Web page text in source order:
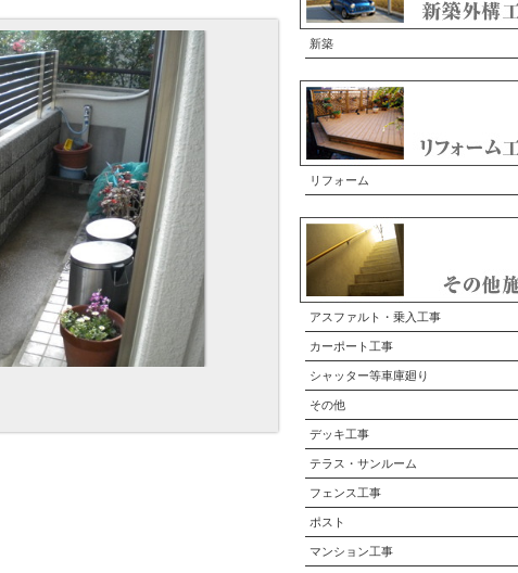
新築
リフォーム
アスファルト・乗入工事
カーポート工事
シャッター等車庫廻り
その他
デッキ工事
テラス・サンルーム
フェンス工事
ポスト
マンション工事